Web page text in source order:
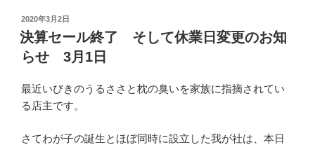
投
稿
日:
2020年3月2日
決算セール終了 そして休業日変更のお知
らせ 3月1日
最近いびきのうるささと枕の臭いを家族に指摘されてい
る店主です。
さてわが子の誕生とほぼ同時に設立した我が社は、本日